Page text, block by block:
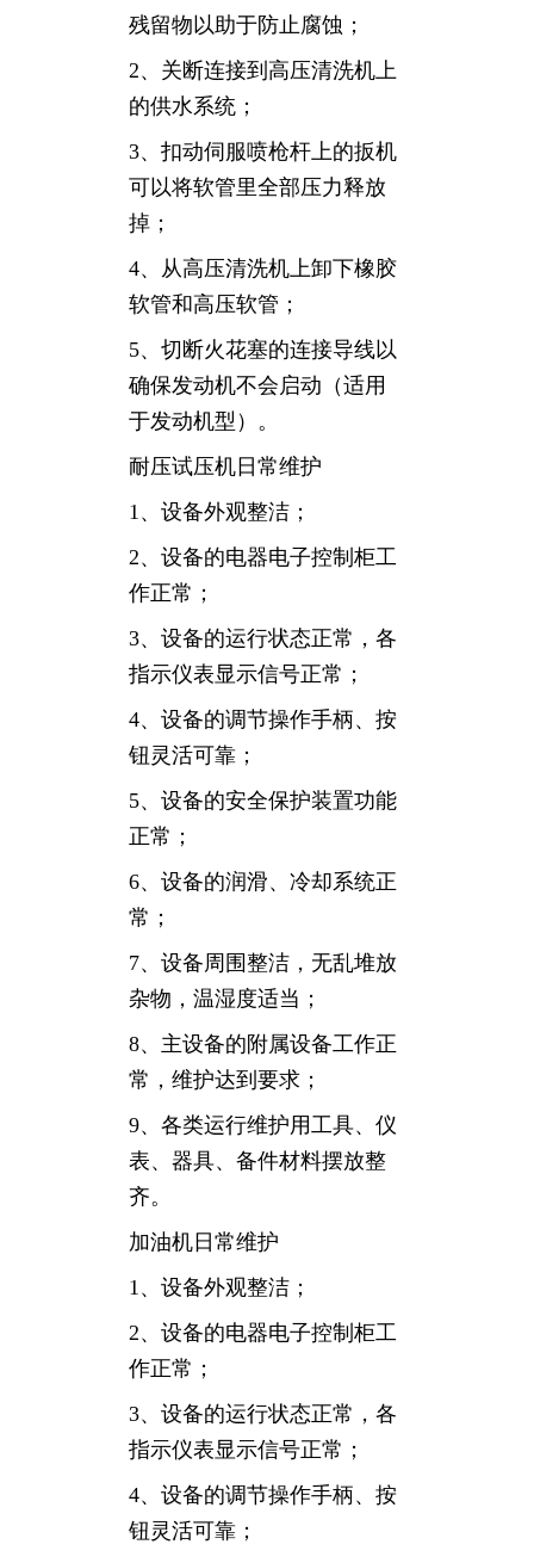
残留物以助于防止腐蚀；
2、关断连接到高压清洗机上
的供水系统；
3、扣动伺服喷枪杆上的扳机
可以将软管里全部压力释放
掉；
4、从高压清洗机上卸下橡胶
软管和高压软管；
5、切断火花塞的连接导线以
确保发动机不会启动（适用
于发动机型）。
耐压试压机日常维护
1、设备外观整洁；
2、设备的电器电子控制柜工
作正常；
3、设备的运行状态正常，各
指示仪表显示信号正常；
4、设备的调节操作手柄、按
钮灵活可靠；
5、设备的安全保护装置功能
正常；
6、设备的润滑、冷却系统正
常；
7、设备周围整洁，无乱堆放
杂物，温湿度适当；
8、主设备的附属设备工作正
常，维护达到要求；
9、各类运行维护用工具、仪
表、器具、备件材料摆放整
齐。
加油机日常维护
1、设备外观整洁；
2、设备的电器电子控制柜工
作正常；
3、设备的运行状态正常，各
指示仪表显示信号正常；
4、设备的调节操作手柄、按
钮灵活可靠；